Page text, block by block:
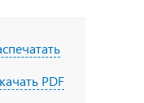
PDF